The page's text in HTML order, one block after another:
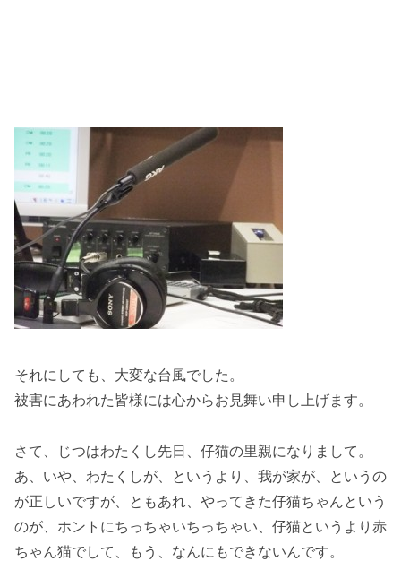
それにしても、大変な台風でした。
被害にあわれた皆様には心からお見舞い申し上げます。
さて、じつはわたくし先日、仔猫の里親になりまして。
あ、いや、わたくしが、というより、我が家が、というの
が正しいですが、ともあれ、やってきた仔猫ちゃんという
のが、ホントにちっちゃいちっちゃい、仔猫というより赤
ちゃん猫でして、もう、なんにもできないんです。